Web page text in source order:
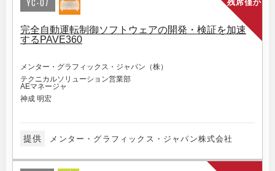
残席僅か
YC-07
完全自動運転制御ソフトウェアの開発・検証を加速
するPAVE360
メンター・グラフィックス・ジャパン（株）
テクニカルソリューション営業部
AEマネージャ
神成 明宏
提供 メンター・グラフィックス・ジャパン株式会社